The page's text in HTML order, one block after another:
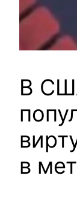
В
в